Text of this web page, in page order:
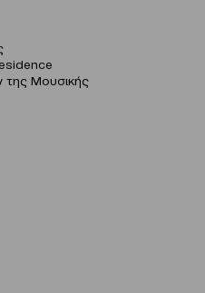
Μουσικής